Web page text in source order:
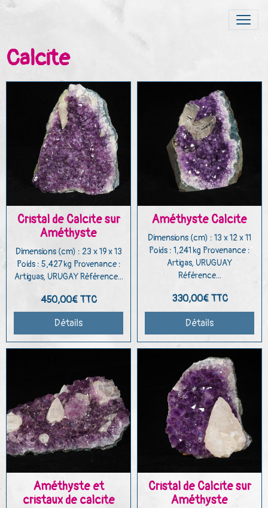
Calcite
Cristal de Calcite sur
Améthyste
Dimensions (cm) : 23 x 19 x 13
Poids : 5,427 kg Provenance :
Artiguas, URUGAY Référence...
450,00€ TTC
Détails
Améthyste Calcite
Dimensions (cm) : 13 x 12 x 11
Poids : 1,241 kg Provenance :
Artigas, URUGUAY
Référence...
330,00€ TTC
Détails
Améthyste et
cristaux de calcite
Cristal de Calcite sur
Améthyste